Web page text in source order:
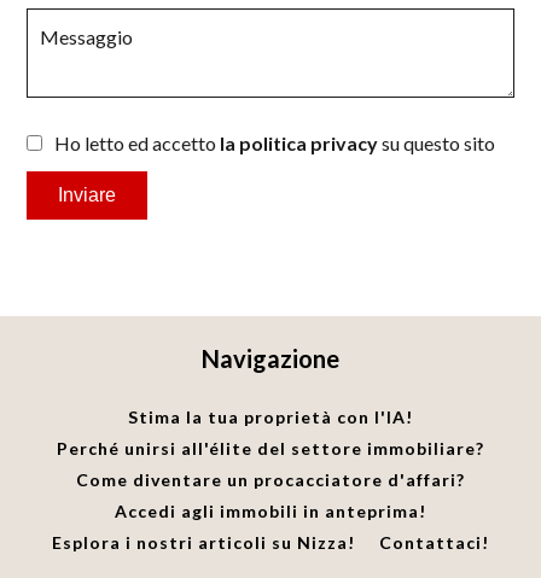
Ho letto ed accetto la politica privacysu questo sito
Inviare
Navigazione
Stima la tua proprietà con l'IA!
Perché unirsi all'élite del settore immobiliare?
Come diventare un procacciatore d'affari?
Accedi agli immobili in anteprima!
Esplora i nostri articoli su Nizza!
Contattaci!